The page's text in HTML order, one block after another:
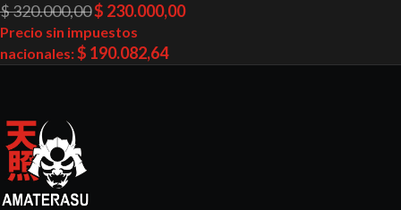
$320.000,00$ 230.000,00
Precio sin impuestos
nacionales:$ 190.082,64